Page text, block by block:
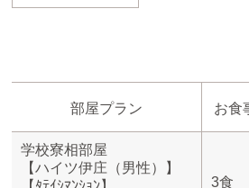
部屋プラン お食
学校寮相部屋
【ハイツ伊庄（男性）】
3食